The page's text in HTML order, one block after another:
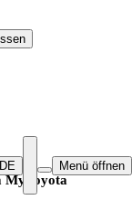
DE Menü öffnen
MyToyota